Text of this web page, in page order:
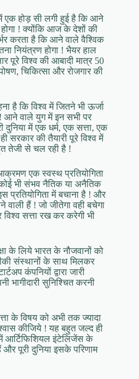
एक होड़ सी लगी हुई है कि आने
! क्योंकि आज के देशों की
करता है कि आने वाले वैश्विक
नियंत्रण होगा ! भैयर हाल
पूरे विश्व की आबादी मात्र 50
चिकित्सा और रोजगार की
है कि विश्व में जितने भी ऊर्जा
वाले युग में इन सभी पर
दुनिया में एक धर्म, एक सत्ता, एक
सरकार की तैयारी पूरे विश्व में
तेजी से चल रही है !
एक स्वस्थ प्रतियोगिता
कोई भी संभव नैतिक या अनैतिक
प्रतियोगिता में बचाना है ! और
वाली हैं ! जो जीतेगा वही बचेगा
विश्व सत्ता रख कर करेगी भी
के लिये भारत के नौजवानों को
संस्थानों के साथ मिलकर
कंपनियों द्वारा जारी
भागीदारी सुनिश्चित करनी
के विषय को अभी तक ज्यादा
कीजिये ! यह बहुत जल्द ही
आर्टिफिशियल इंटेलिजेंस के
पूरी दुनिया इसके परिणाम